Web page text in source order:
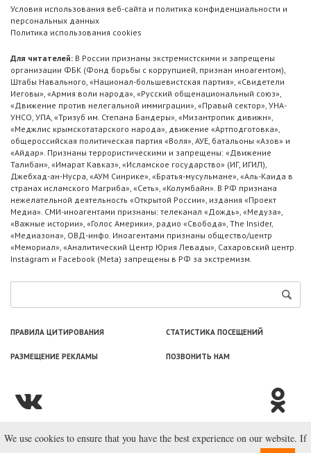
Условия использования веб-сайта и политика конфиденциальности и
персональных данных
Политика использования cookies
Для читателей: В России признаны экстремистскими и запрещены
организации ФБК (Фонд борьбы с коррупцией, признан иноагентом),
Штабы Навального, «Национал-большевистская партия», «Свидетели
Иеговы», «Армия воли народа», «Русский общенациональный союз»,
«Движение против нелегальной иммиграции», «Правый сектор», УНА-
УНСО, УПА, «Тризуб им. Степана Бандеры», «Мизантропик дивижн»,
«Меджлис крымскотатарского народа», движение «Артподготовка»,
общероссийская политическая партия «Воля», АУЕ, батальоны «Азов» и
«Айдар». Признаны террористическими и запрещены: «Движение
Талибан», «Имарат Кавказ», «Исламское государство» (ИГ, ИГИЛ),
Джебхад-ан-Нусра, «АУМ Синрике», «Братья-мусульмане», «Аль-Каида в
странах исламского Магриба», «Сеть», «Колумбайн». В РФ признана
нежелательной деятельность «Открытой России», издания «Проект
Медиа». СМИ-иноагентами признаны: телеканал «Дождь», «Медуза»,
«Важные истории», «Голос Америки», радио «Свобода», The Insider,
«Медиазона», ОВД-инфо. Иноагентами признаны общество/центр
«Мемориал», «Аналитический Центр Юрия Левады», Сахаровский центр.
Instagram и Facebook (Metа) запрещены в РФ за экстремизм.
ПРАВИЛА ЦИТИРОВАНИЯ СТАТИСТИКА ПОСЕЩЕНИЙ
РАЗМЕЩЕНИЕ РЕКЛАМЫ ПОЗВОНИТЬ НАМ
© ООО «Лаборатория Новоcтей», 2003—2026.
We use cookies to ensure that you have the best experience on our website. If